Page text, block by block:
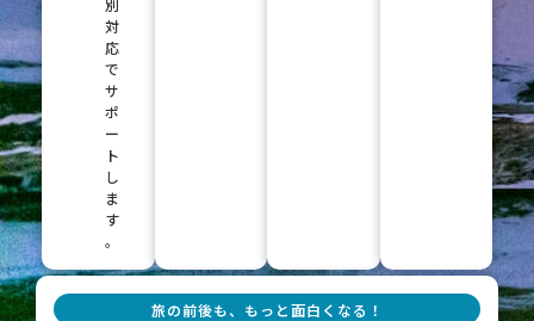
対
応
で
サ
ポ
ー
ト
し
ま
す
。
旅の前後も、もっと面白くなる！